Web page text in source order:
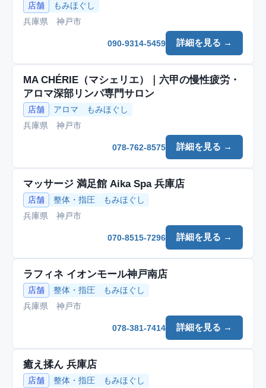
店舗
もみほぐし
兵庫県 神戸市
詳細を見る →
090-9314-5459
MA CHÉRIE（マシェリエ）｜六甲の慢性疲労・
アロマ深部リンパ専門サロン
店舗 アロマ
もみほぐし
兵庫県 神戸市
詳細を見る →
078-762-8575
マッサージ 満足館 Aika Spa 兵庫店
店舗 整体・指圧
もみほぐし
兵庫県 神戸市
詳細を見る →
070-8515-7296
ラフィネ イオンモール神戸南店
店舗 整体・指圧
もみほぐし
兵庫県 神戸市
詳細を見る →
078-381-7414
癒え揉ん 兵庫店
店舗 整体・指圧
もみほぐし